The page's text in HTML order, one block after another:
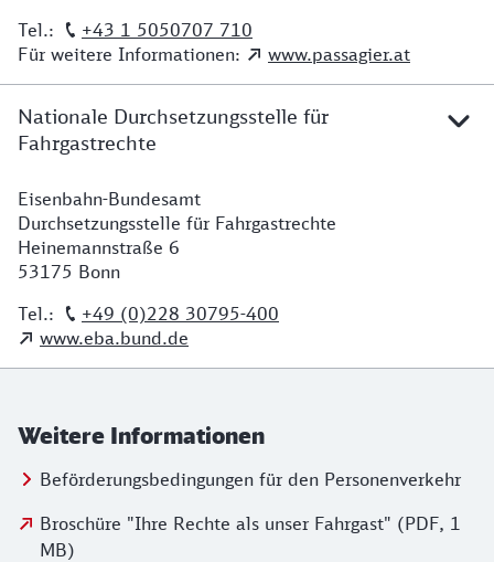
Tel.:
+43 1 5050707 710
Für weitere Informationen:
www.passagier.at
Nationale Durchsetzungsstelle für
Fahrgastrechte
Adresse Eisenbahn-Bundesamt
Eisenbahn-Bundesamt
Durchsetzungsstelle für Fahrgastrechte
Heinemannstraße 6
53175 Bonn
Tel.:
+49 (0)228 30795-400
www.eba.bund.de
Weitere Informationen
Beförderungsbedingungen für den Personenverkehr
Broschüre "Ihre Rechte als unser Fahrgast" (PDF, 1
MB)